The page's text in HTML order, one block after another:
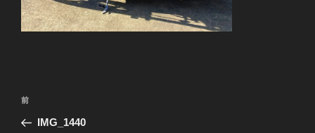
投
前
の
前
IMG_1440